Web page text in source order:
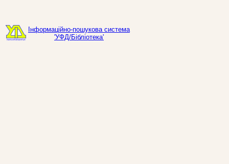
Інформаційно-пошукова система
'УФД/Бібліотека'